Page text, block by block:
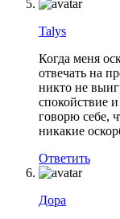
Talys
Когда меня
отвечать на
никто не
спокойствие
говорю себе,
никакие
Ответить
Дора